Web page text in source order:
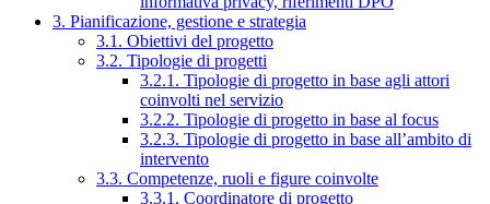
3. Pianificazione, gestione e strategia
3.1. Obiettivi del progetto
3.2. Tipologie di progetti
3.2.1. Tipologie di progetto in base agli attori
coinvolti nel servizio
3.2.2. Tipologie di progetto in base al focus
3.2.3. Tipologie di progetto in base all’ambito di
intervento
3.3. Competenze, ruoli e figure coinvolte
3.3.1. Coordinatore di progetto